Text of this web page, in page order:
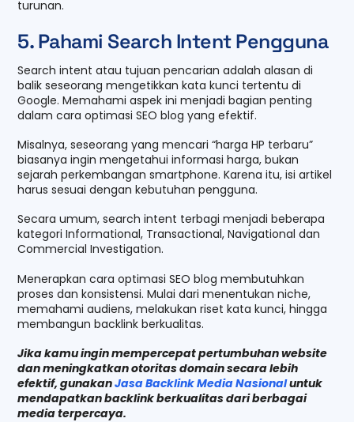
turunan.
5. Pahami Search Intent Pengguna
Search intent atau tujuan pencarian adalah alasan di
balik seseorang mengetikkan kata kunci tertentu di
Google. Memahami aspek ini menjadi bagian penting
dalam cara optimasi SEO blog yang efektif.
Misalnya, seseorang yang mencari “harga HP terbaru”
biasanya ingin mengetahui informasi harga, bukan
sejarah perkembangan smartphone. Karena itu, isi artikel
harus sesuai dengan kebutuhan pengguna.
Secara umum, search intent terbagi menjadi beberapa
kategori Informational, Transactional, Navigational dan
Commercial Investigation.
Menerapkan cara optimasi SEO blog membutuhkan
proses dan konsistensi. Mulai dari menentukan niche,
memahami audiens, melakukan riset kata kunci, hingga
membangun backlink berkualitas.
Jika kamu ingin mempercepat pertumbuhan website
dan meningkatkan otoritas domain secara lebih
efektif, gunakanJasa Backlink Media Nasionaluntuk
mendapatkan backlink berkualitas dari berbagai
media terpercaya.